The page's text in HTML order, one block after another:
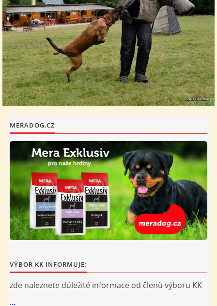
MERADOG.CZ
VÝBOR KK INFORMUJE:
zde naleznete důležité informace od členů výboru KK
...